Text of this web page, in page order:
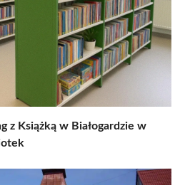
z Książką w Białogardzie w